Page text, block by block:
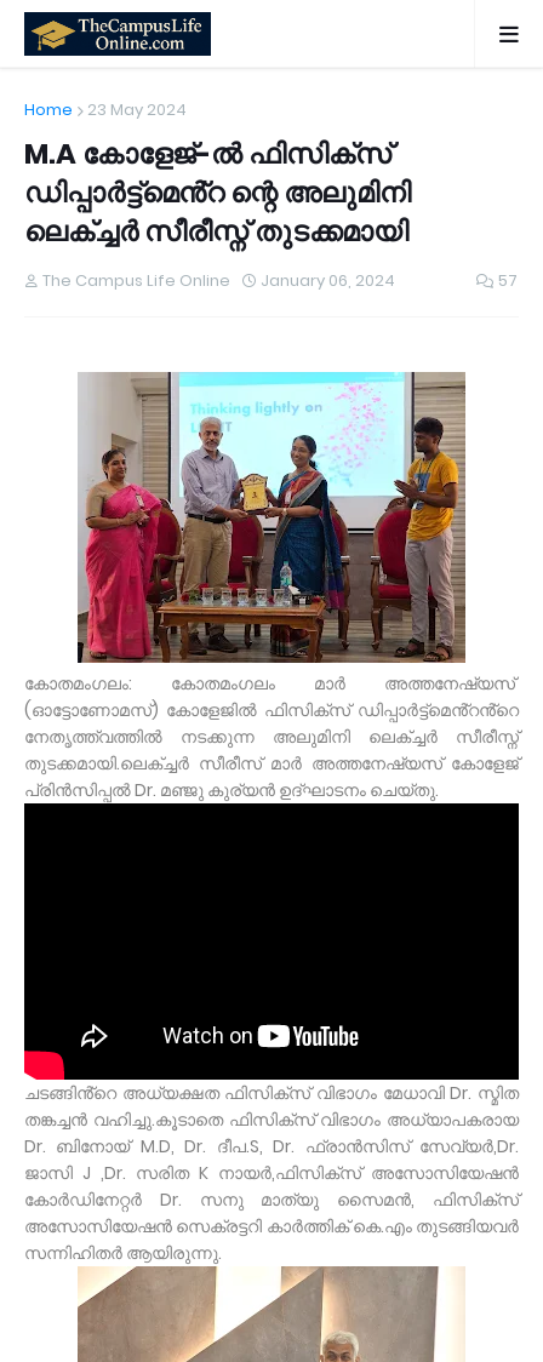
Home 23 May 2024
M.A കോളേജ്-ൽ ഫിസിക്സ്
ഡിപ്പാർട്ട്മെൻ്റ ന്റെ അലുമിനി
ലെക്ച്ചർ സീരീസ്ന് തുടക്കമായി
The Campus Life Online January 06, 2024 57
കോതമംഗലം: കോതമംഗലം മാർ അത്തനേഷ്യസ്
(ഓട്ടോണോമസ്) കോളേജിൽ ഫിസിക്സ് ഡിപ്പാർട്ട്മെൻ്റൻ്റെ
നേതൃത്ത്വത്തിൽ നടക്കുന്ന അലുമിനി ലെക്ച്ചർ സീരീസ്ന്
തുടക്കമായി.ലെക്ച്ചർ സീരീസ് മാർ അത്തനേഷ്യസ് കോളേജ്
പ്രിൻസിപ്പൽ Dr. മഞ്ജു കുര്യൻ ഉദ്ഘാടനം ചെയ്തു.
ചടങ്ങിൻ്റെ അധ്യക്ഷത ഫിസിക്സ് വിഭാഗം മേധാവി Dr. സ്മിത
തങ്കച്ചൻ വഹിച്ചു.കൂടാതെ ഫിസിക്സ് വിഭാഗം അധ്യാപകരായ
Dr. ബിനോയ് M.D, Dr. ദീപ.S, Dr. ഫ്രാൻസിസ് സേവ്യർ,Dr.
ജാസി J ,Dr. സരിത K നായർ,ഫിസിക്സ് അസോസിയേഷൻ
കോർഡിനേറ്റർ Dr. സനു മാത്യു സൈമൻ, ഫിസിക്സ്
അസോസിയേഷൻ സെക്രട്ടറി കാർത്തിക് കെ.എം തുടങ്ങിയവർ
സന്നിഹിതർ ആയിരുന്നു.